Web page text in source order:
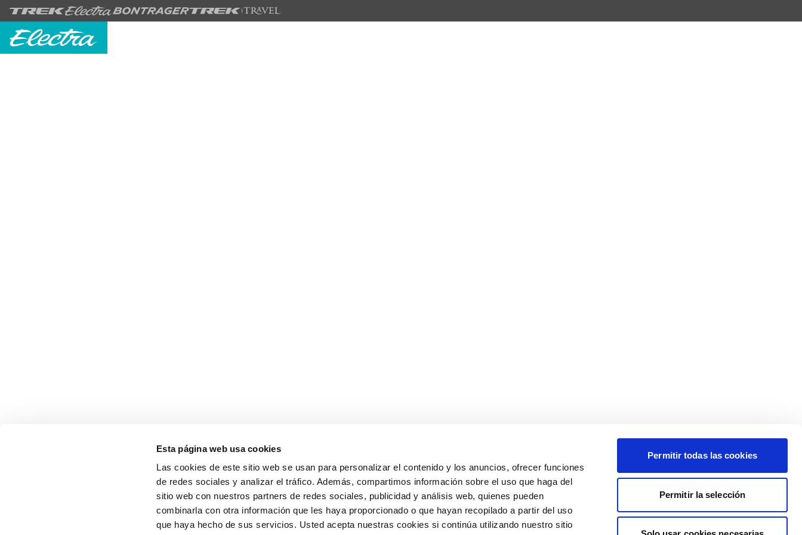
Esta página web usa cookies
Las cookies de este sitio web se usan para personalizar el contenido y los anuncios, ofrecer funciones
de redes sociales y analizar el tráfico. Además, compartimos información sobre el uso que haga del
sitio web con nuestros partners de redes sociales, publicidad y análisis web, quienes pueden
combinarla con otra información que les haya proporcionado o que hayan recopilado a partir del uso
que haya hecho de sus servicios. Usted acepta nuestras cookies si continúa utilizando nuestro sitio
Permitir todas las cookies
Permitir la selección